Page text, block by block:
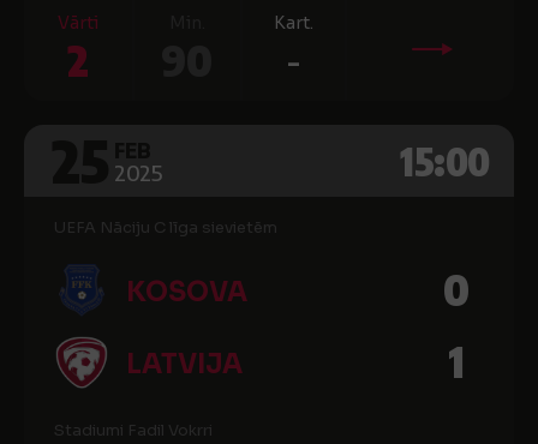
Vārti
2
Kart.
-
2025 15:00
UEFA Nāciju C līga sievietēm
KOSOVA 0
LATVIJA 1
Stadiumi Fadil Vokrri